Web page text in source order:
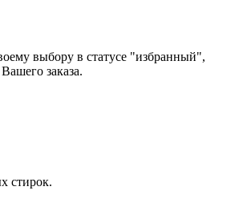
выбору в статусе "избранный",
заказа.
стирок.